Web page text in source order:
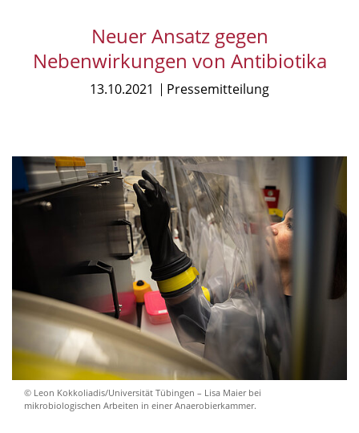
Neuer Ansatz gegen
Nebenwirkungen von Antibiotika
13.10.2021 Pressemitteilung
© Leon Kokkoliadis/Universität Tübingen – Lisa Maier bei
mikrobiologischen Arbeiten in einer Anaerobierkammer.